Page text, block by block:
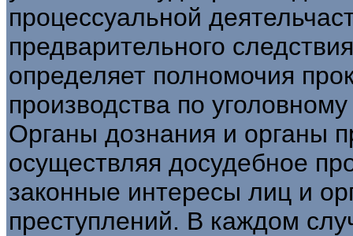
процессуальной
предварительного
определяет полномочия
производства по
Органы дознания и органы
осуществляя досудебное
законные интересы лиц и
преступлений. В каждом